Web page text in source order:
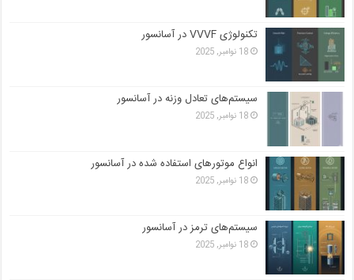
تکنولوژی VVVF در آسانسور
18 نوامبر, 2025
سیستم‌های تعادل وزنه در آسانسور
18 نوامبر, 2025
انواع موتورهای استفاده شده در آسانسور
18 نوامبر, 2025
سیستم‌های ترمز در آسانسور
18 نوامبر, 2025